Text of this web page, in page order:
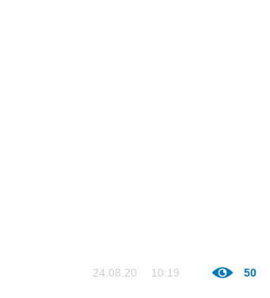
24.08.20 10:19 50